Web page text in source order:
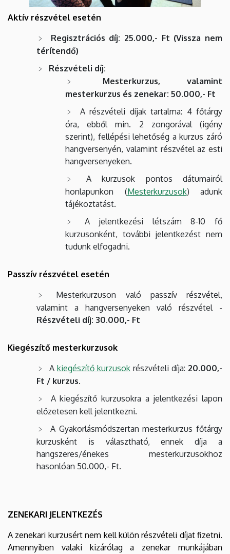
Aktív részvétel esetén
Regisztrációs díj: 25.000,- Ft (Vissza nem
térítendő)
Részvételi díj:
Mesterkurzus, valamint
mesterkurzus és zenekar: 50.000,- Ft
A részvételi díjak tartalma: 4 főtárgy
óra, ebből min. 2 zongorával (igény
szerint), fellépési lehetőség a kurzus záró
hangversenyén, valamint részvétel az esti
hangversenyeken.
A kurzusok pontos dátumairól
honlapunkon (Mesterkurzusok) adunk
tájékoztatást.
A jelentkezési létszám 8-10 fő
kurzusonként, további jelentkezést nem
tudunk elfogadni.
Passzív részvétel esetén
Mesterkurzuson való passzív részvétel,
valamint a hangversenyeken való részvétel -
Részvételi díj: 30.000,- Ft
Kiegészítő mesterkurzusok
A kiegészítő kurzusok részvételi díja: 20.000,-
Ft / kurzus.
A kiegészítő kurzusokra a jelentkezési lapon
előzetesen kell jelentkezni.
A Gyakorlásmódszertan mesterkurzus főtárgy
kurzusként is választható, ennek díja a
hangszeres/énekes mesterkurzusokhoz
hasonlóan 50.000,- Ft.
ZENEKARI JELENTKEZÉS
A zenekari kurzusért nem kell külön részvételi díjat fizetni.
Amennyiben valaki kizárólag a zenekar munkájában